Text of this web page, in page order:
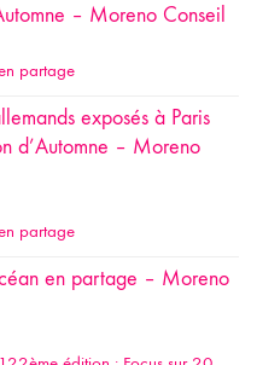
– Moreno Conseil
partage
exposés à Paris
d’Automne – Moreno
partage
en partage – Moreno